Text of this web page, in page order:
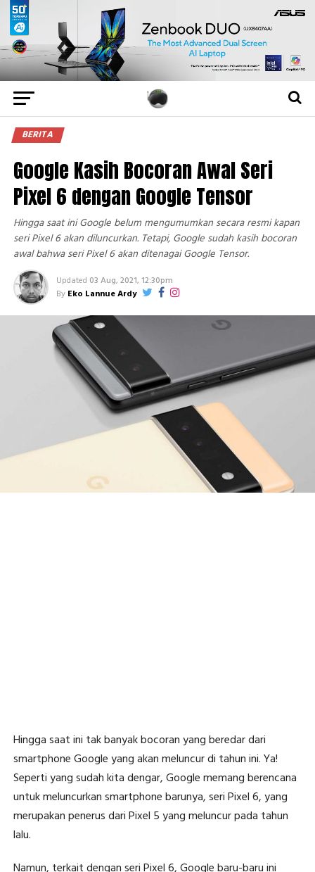
BERITA
Google Kasih Bocoran Awal Seri
Pixel 6 dengan Google Tensor
Hingga saat ini Google belum mengumumkan secara resmi kapan
seri Pixel 6 akan diluncurkan. Tetapi, Google sudah kasih bocoran
awal bahwa seri Pixel 6 akan ditenagai Google Tensor.
Updated 03 Aug, 2021, 12:30pm
By Eko Lannue Ardy
Hingga saat ini tak banyak bocoran yang beredar dari
smartphone Google yang akan meluncur di tahun ini. Ya!
Seperti yang sudah kita dengar, Google memang berencana
untuk meluncurkan smartphone barunya, seri Pixel 6, yang
merupakan penerus dari Pixel 5 yang meluncur pada tahun
lalu.